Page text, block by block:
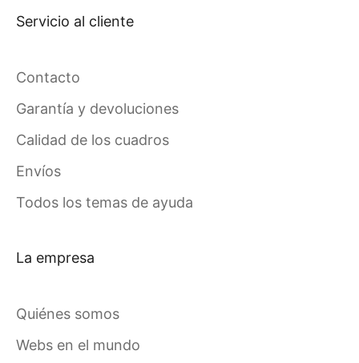
Servicio al cliente
Contacto
Garantía y devoluciones
Calidad de los cuadros
Envíos
Todos los temas de ayuda
La empresa
Quiénes somos
Webs en el mundo